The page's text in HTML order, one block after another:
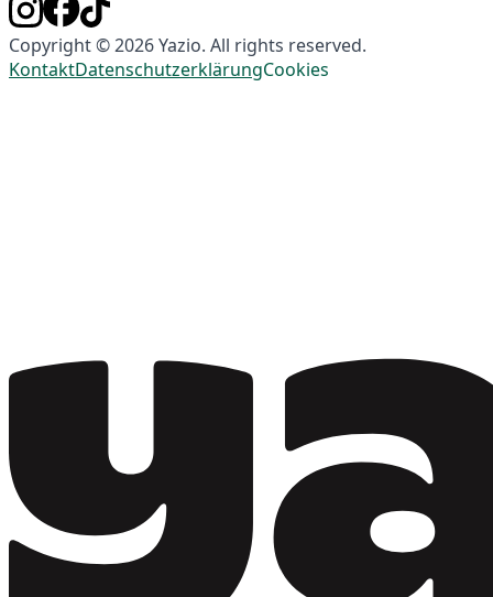
Copyright © 2026 Yazio. All rights reserved.
KontaktDatenschutzerklärungCookies